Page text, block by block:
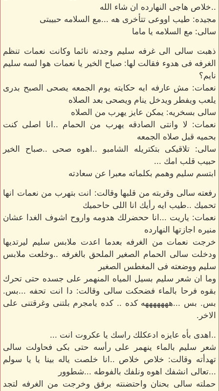
..خلاص هاجى النهارده ان شاء الله
مجيده: طيب اووعى تتأخرى هه ...مع السلامه حبيبتى
سالى: مع السلامه يا ماما
ذهبت سالى الى غرفه سليم وجدته نائما وكانت نعمات تنظم
الغرفه فى هدوء فقالت لها: صباح الخير يا نعمات هوا لسه سليم
نايم؟
نعمات: مش عارفه ايه حكايته يوم الجمعه يصحى الصبح بدرى
يلعب ويفطر ويدخل ينام ويصحى بعد الصلاه
سالى بسخريه: يمكن عايز يهرب من الصلاه
نعمات: لا وانتى الصادقه يهرب من الحمام ..انا اصلى كنت
بحميه قبل صلاه الجمعه
سالى: تلاقيكى بتكتريله الشامبو ..اهوه صحى ..صباح الخير
حبيب قلب امك ...
ابتسم سليم وهمم بكلماته معبرا عن سعادته
رفعته سالى وقربته من قلبها وقالت: انت بتهرب من نعمات انها
تحميك ..طيب ايه رأيك انا اللى حاحميك
نعمات: ياريت ...انا ححضرلك هدومه واروح اشوف الغدا عشان
منيره اجازتها النهارده
خرجت نعمات من الغرفه بعدما اعدت ملابس سليم ليرتديها
ودخلت سالى الحمام الصغير الملحق بالغرفه ..وخلعت ملابس
سليم ووضعته فى المغطس الصغير
وما ان شعر سليم بسيل المياه المنهمر على جسده حتى تحرك
بقوه فرحا بالماء فضحكت سالى وقالت: دا انت تحفه ...بس.
بس. بس ...هههههههه كده .. كده يامجرم بلتنى وغرقتنى على
الاخر.
..اهدى بأه عايزه ادعكلك راسك يا عكروت انت ...
شعر سليم بالماء ينهمر على رأسه حتى بكى فحاولت سالى
تهدأته وقالت: خلاص خلاص ..انا خلصت ياله بينا يا يا سولم
...تعالى انشفك اهوه ونلفك بالفوطه ...شطوور
حملته سالى بحنان واحتضنته برفق وخرجت من الغرفه لتجد